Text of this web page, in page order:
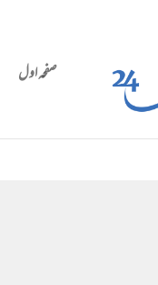
صفحہ اول